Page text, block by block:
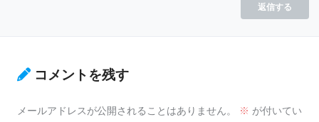
返信する
コメントを残す
メールアドレスが公開されることはありません。 ※ が付いてい